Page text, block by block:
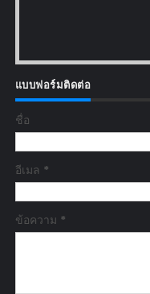
แบบฟอร์มติดต่อ
ชื่อ
อีเมล *
ข้อความ *